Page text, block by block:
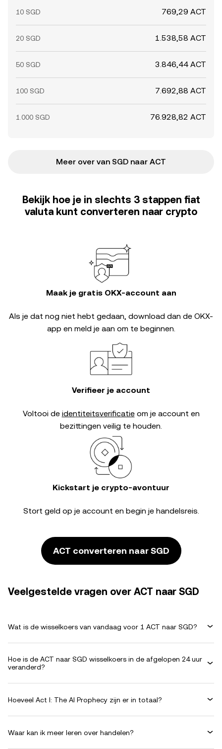
10 SGD 769,29 ACT
20 SGD 1.538,58 ACT
50 SGD 3.846,44 ACT
100 SGD 7.692,88 ACT
1.000 SGD 76.928,82 ACT
Meer over van SGD naar ACT
Bekijk hoe je in slechts 3 stappen fiat
valuta kunt converteren naar crypto
Maak je gratis OKX-account aan
Als je dat nog niet hebt gedaan, download dan de OKX-
app en meld je aan om te beginnen.
Verifieer je account
Voltooi de identiteitsverificatieom je account en
bezittingen veilig te houden.
Kickstart je crypto-avontuur
Stort geld op je account en begin je handelsreis.
ACT converteren naar SGD
Veelgestelde vragen over ACT naar SGD
Wat is de wisselkoers van vandaag voor 1 ACT naar SGD?
Hoe is de ACT naar SGD wisselkoers in de afgelopen 24 uur
veranderd?
Hoeveel Act I: The AI Prophecy zijn er in totaal?
Waar kan ik meer leren over handelen?